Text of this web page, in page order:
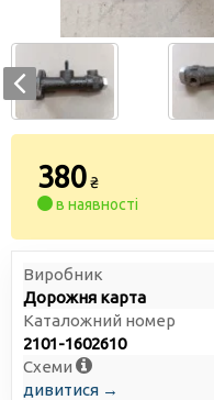
380₴
в наявності
Виробник
Дорожня карта
Каталожний номер
2101-1602610
Схеми
дивитися →